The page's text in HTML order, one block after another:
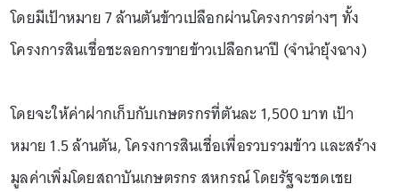
โดยมีเป้าหมาย 7 ล้านตันข้าวเปลือกผ่านโครงการต่างๆ ทั้ง
โครงการสินเชื่อชะลอการขายข้าวเปลือกนาปี (จำนำยุ้งฉาง)
โดยจะให้ค่าฝากเก็บกับเกษตรกรที่ตันละ 1,500 บาท เป้า
หมาย 1.5 ล้านตัน, โครงการสินเชื่อเพื่อรวบรวมข้าว และสร้าง
มูลค่าเพิ่มโดยสถาบันเกษตรกร สหกรณ์ โดยรัฐจะชดเชย